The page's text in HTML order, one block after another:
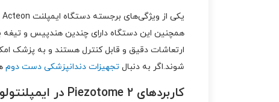
همچنین این دستگاه دارای چندین هندپیس و تیغه
ارتعاشات دقیق و قابل کنترل هستند و به پزشک
شوند.اگر به دنبال تجهیزات دندانپزشکی دست دوم
کاربردهای Piezotome 2 در ایمپلنتولوژی